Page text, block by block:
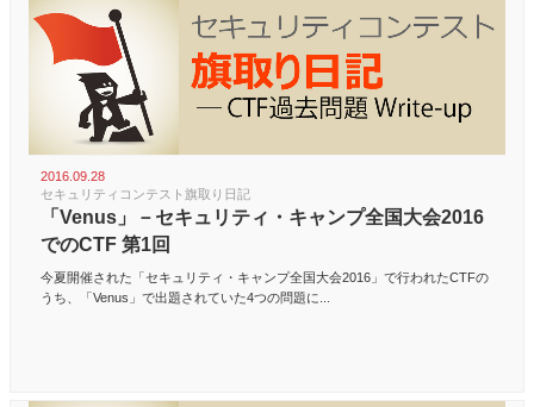
2016.09.28
セキュリティコンテスト旗取り日記
「Venus」－セキュリティ・キャンプ全国大会2016
でのCTF 第1回
今夏開催された「セキュリティ・キャンプ全国大会2016」で行われたCTFの
うち、「Venus」で出題されていた4つの問題に...